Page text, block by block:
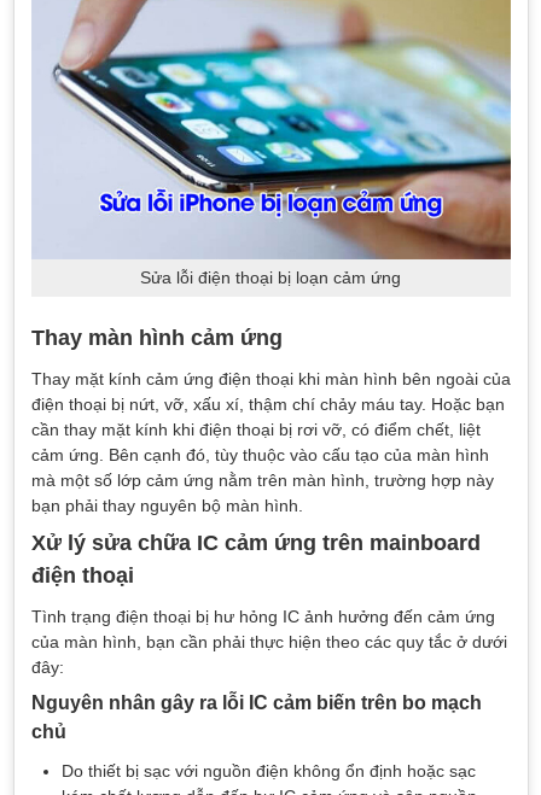
Sửa lỗi điện thoại bị loạn cảm ứng
Thay màn hình cảm ứng
Thay mặt kính cảm ứng điện thoại khi màn hình bên ngoài của
điện thoại bị nứt, vỡ, xấu xí, thậm chí chảy máu tay. Hoặc bạn
cần thay mặt kính khi điện thoại bị rơi vỡ, có điểm chết, liệt
cảm ứng. Bên cạnh đó, tùy thuộc vào cấu tạo của màn hình
mà một số lớp cảm ứng nằm trên màn hình, trường hợp này
bạn phải thay nguyên bộ màn hình.
Xử lý sửa chữa IC cảm ứng trên mainboard
điện thoại
Tình trạng điện thoại bị hư hỏng IC ảnh hưởng đến cảm ứng
của màn hình, bạn cần phải thực hiện theo các quy tắc ở dưới
đây:
Nguyên nhân gây ra lỗi IC cảm biến trên bo mạch
chủ
Do thiết bị sạc với nguồn điện không ổn định hoặc sạc